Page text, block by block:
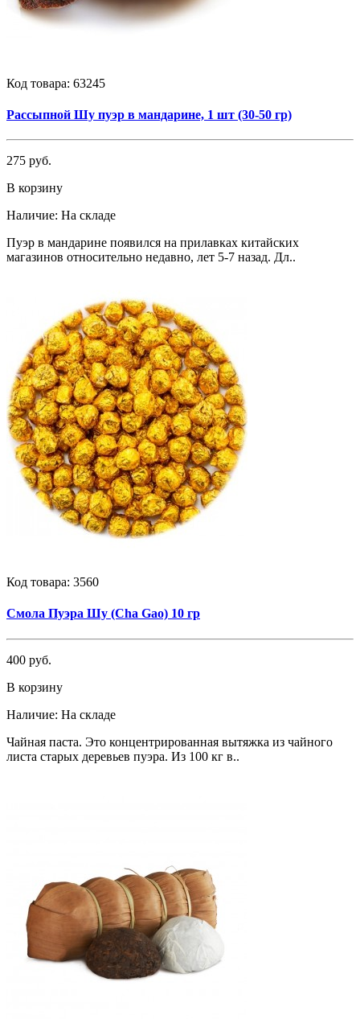
Код товара: 63245
Рассыпной Шу пуэр в мандарине, 1 шт (30-50 гр)
275 руб.
В корзину
Наличие: На складе
Пуэр в мандарине появился на прилавках китайских
магазинов относительно недавно, лет 5-7 назад. Дл..
Код товара: 3560
Смола Пуэра Шу (Cha Gao) 10 гр
400 руб.
В корзину
Наличие: На складе
Чайная паста. Это концентрированная вытяжка из чайного
листа старых деревьев пуэра. Из 100 кг в..